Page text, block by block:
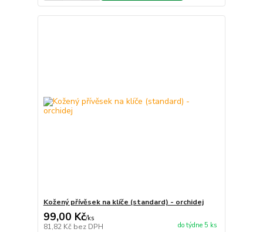
Kožený přívěsek na klíče (standard) - orchidej
99,00 Kč/ks
81,82 Kč bez DPH do týdne 5 ks